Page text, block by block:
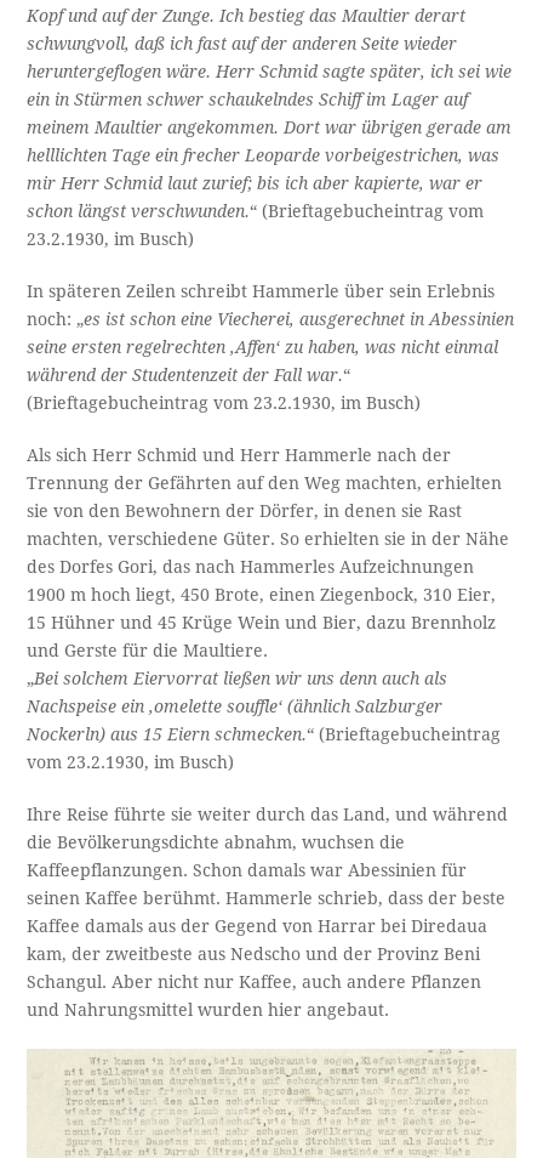
Kopf und auf der Zunge. Ich bestieg das Maultier derart
schwungvoll, daß ich fast auf der anderen Seite wieder
heruntergeflogen wäre. Herr Schmid sagte später, ich sei wie
ein in Stürmen schwer schaukelndes Schiff im Lager auf
meinem Maultier angekommen. Dort war übrigen gerade am
helllichten Tage ein frecher Leoparde vorbeigestrichen, was
mir Herr Schmid laut zurief; bis ich aber kapierte, war er
schon längst verschwunden.“ (Brieftagebucheintrag vom
23.2.1930, im Busch)
In späteren Zeilen schreibt Hammerle über sein Erlebnis
noch: „es ist schon eine Viecherei, ausgerechnet in Abessinien
seine ersten regelrechten ‚Affen‘ zu haben, was nicht einmal
während der Studentenzeit der Fall war.“
(Brieftagebucheintrag vom 23.2.1930, im Busch)
Als sich Herr Schmid und Herr Hammerle nach der
Trennung der Gefährten auf den Weg machten, erhielten
sie von den Bewohnern der Dörfer, in denen sie Rast
machten, verschiedene Güter. So erhielten sie in der Nähe
des Dorfes Gori, das nach Hammerles Aufzeichnungen
1900 m hoch liegt, 450 Brote, einen Ziegenbock, 310 Eier,
15 Hühner und 45 Krüge Wein und Bier, dazu Brennholz
und Gerste für die Maultiere.
„Bei solchem Eiervorrat ließen wir uns denn auch als
Nachspeise ein ‚omelette souffle‘ (ähnlich Salzburger
Nockerln) aus 15 Eiern schmecken.“ (Brieftagebucheintrag
vom 23.2.1930, im Busch)
Ihre Reise führte sie weiter durch das Land, und während
die Bevölkerungsdichte abnahm, wuchsen die
Kaffeepflanzungen. Schon damals war Abessinien für
seinen Kaffee berühmt. Hammerle schrieb, dass der beste
Kaffee damals aus der Gegend von Harrar bei Diredaua
kam, der zweitbeste aus Nedscho und der Provinz Beni
Schangul. Aber nicht nur Kaffee, auch andere Pflanzen
und Nahrungsmittel wurden hier angebaut.